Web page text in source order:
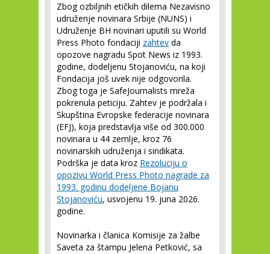
Zbog ozbiljnih etičkih dilema Nezavisno
udruženje novinara Srbije (NUNS) i
Udruženje BH novinari uputili su World
Press Photo fondaciji zahtev da
opozove nagradu Spot News iz 1993.
godine, dodeljenu Stojanoviću, na koji
Fondacija još uvek nije odgovorila.
Zbog toga je SafeJournalists mreža
pokrenula peticiju. Zahtev je podržala i
Skupština Evropske federacije novinara
(EFJ), koja predstavlja više od 300.000
novinara u 44 zemlje, kroz 76
novinarskih udruženja i sindikata.
Podrška je data kroz Rezoluciju o
opozivu World Press Photo nagrade za
1993. godinu dodeljene Bojanu
Stojanoviću, usvojenu 19. juna 2026.
godine.
Novinarka i članica Komisije za žalbe
Saveta za štampu Jelena Petković, sa